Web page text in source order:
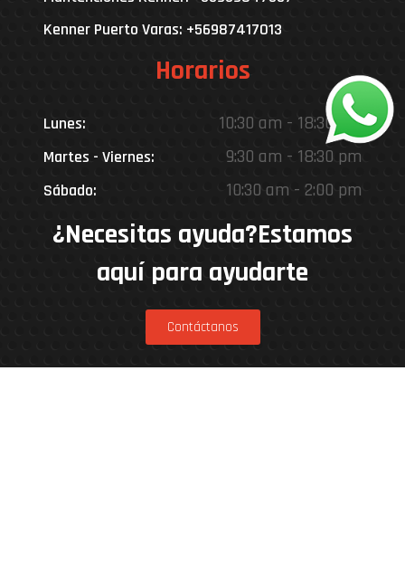
Kenner Puerto Varas: +56987417013
Horarios
Lunes: 10:30 am - 18:30 pm
Martes - Viernes: 9:30 am - 18:30 pm
Sábado: 10:30 am - 2:00 pm
¿Necesitas ayuda?Estamos
aquí para ayudarte
Contáctanos